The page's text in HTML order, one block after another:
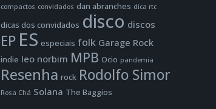
compactos convidados dan abranches dica rtc
dicas dos convidados disco discos
EP ES especiais folk Garage Rock
indie leo norbim MPB Ocio pandemia
Resenha rock Rodolfo Simor
Rosa Chá Solana The Baggios